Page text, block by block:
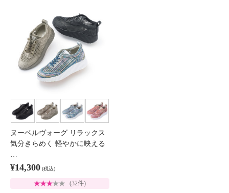
ヌーベルヴォーグ リラックス
気分きらめく 軽やかに映える
¥14,300 (税込)
(32件)